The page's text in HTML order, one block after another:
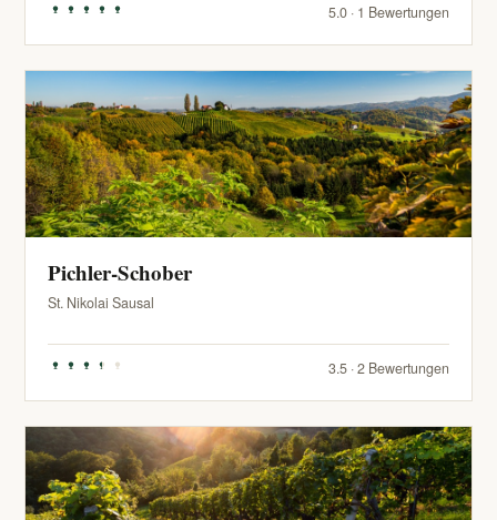
5.0 · 1 Bewertungen
Pichler-Schober
St. Nikolai Sausal
3.5 · 2 Bewertungen